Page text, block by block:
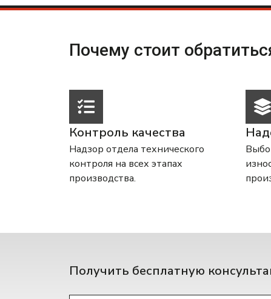
Почему стоит
Контроль качества
Надзор отдела технического
контроля на всех этапах
производства.
Получить бесплатную